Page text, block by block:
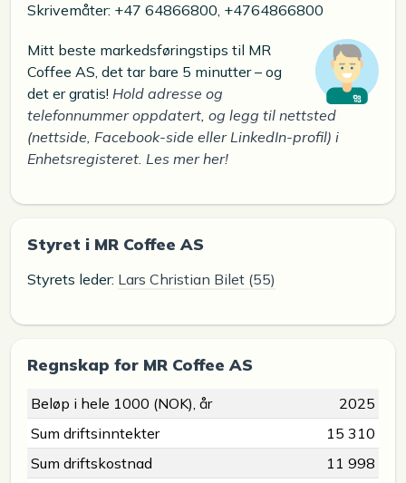
Skrivemåter: +47 64866800, +4764866800
Mitt beste markedsføringstips til MR
Coffee AS, det tar bare 5 minutter – og
det er gratis! Hold adresse og
telefonnummer oppdatert, og legg til nettsted
(nettside, Facebook-side eller LinkedIn-profil) i
Enhetsregisteret. Les mer her!
Styret i MR Coffee AS
Styrets leder: Lars Christian Bilet (55)
Regnskap for MR Coffee AS
Beløp i hele 1000 (NOK), år
2025
Sum driftsinntekter
15 310
Sum driftskostnad
11 998